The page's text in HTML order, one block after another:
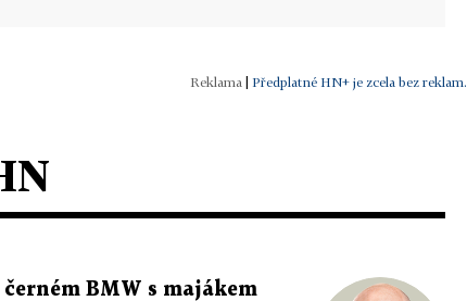
Předplatné HN+ je zcela bez reklam.
BMW s majákem